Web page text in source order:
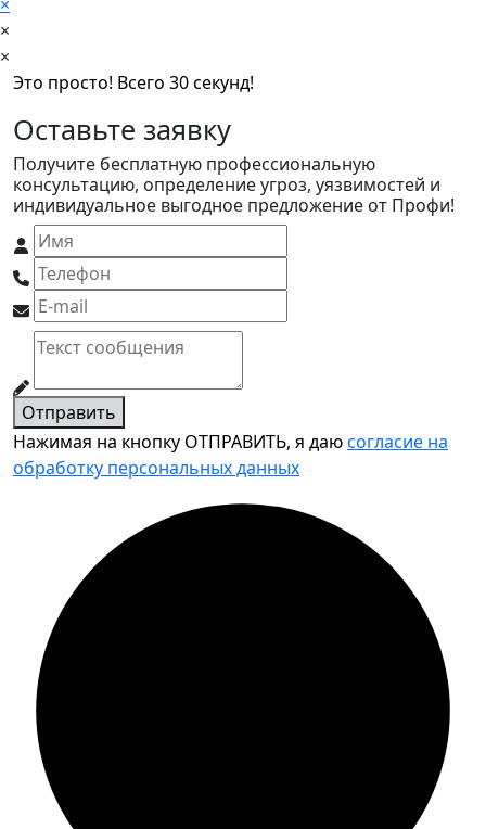
×
×
Это просто! Всего 30 секунд!
Оставьте заявку
Получите бесплатную профессиональную
консультацию, определение угроз, уязвимостей и
индивидуальное выгодное предложение от Профи!
Отправить
Нажимая на кнопку ОТПРАВИТЬ, я даюсогласие на
обработку персональных данных